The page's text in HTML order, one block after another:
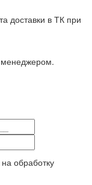
доставки в ТК при
менеджером.
обработку